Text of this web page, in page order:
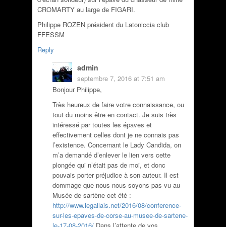
CROMARTY au large de FIGARI.
Philippe ROZEN président du Latoniccia club
FFESSM
Reply
admin
septembre 7, 2016 at 7:51 am
Bonjour Philippe,
Très heureux de faire votre connaissance, ou
tout du moins être en contact. Je suis très
intéressé par toutes les épaves et
effectivement celles dont je ne connais pas
l’existence. Concernant le Lady Candida, on
m’a demandé d’enlever le lien vers cette
plongée qui n’était pas de moi, et donc
pouvais porter préjudice à son auteur. Il est
dommage que nous nous soyons pas vu au
Musée de sartène cet été :
http://www.legallais.net/2016/08/conference-
sur-les-epaves-de-corse-au-musee-de-sartene-